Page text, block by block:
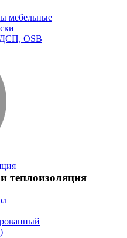
мебельные
OSB
теплоизоляция